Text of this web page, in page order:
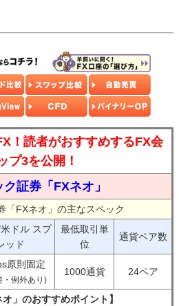
！読者がおすすめするFX会
プ3を公開！
証券「FXネオ」
「FXネオ」の主なスペック
ドル スプ
ッド
最低取引単
位
通貨ペア数
原則固定
・例外あり)
1000通貨 24ペア
」のおすすめポイント】